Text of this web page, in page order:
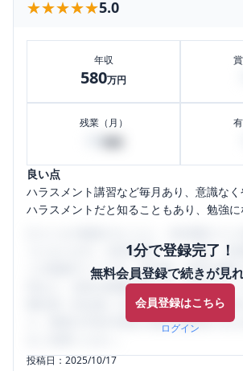
★★★★★
★★★★★5.0
年収
580万円
残業（月）
40
良い点
ハラスメント講習など毎月あり、意識な
ハラスメントだと知ることもあり、勉強
1分で登録完了！
無料会員登録で続きが見
会員登録はこちら
ログイン
うになります。SHEHUB(シーハブ)は、女
ミの投稿サイトです。給与面・女性の働き
判など、女性の転職は気にすべき点がたく
輩社員（元社員）の口コミを通して、本当
り、将来の不安や現在の悩みを解消するた
投稿日：2025/10/17